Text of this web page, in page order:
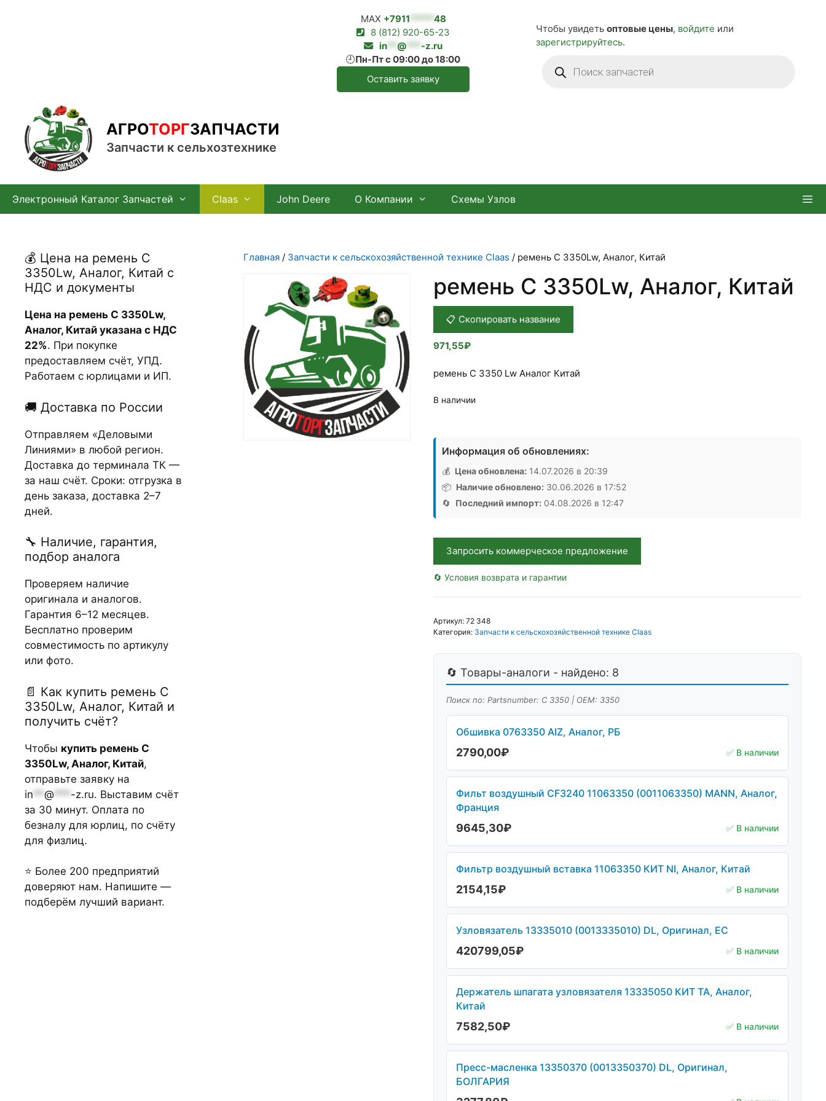
MAX +7911 *****48
8 (812) 920-65-23
in ** @ *** -z.ru
🕘Пн-Пт с 09:00 до 18:00
Оставить заявку
Чтобы увидеть оптовые цены, войдите или
зарегистрируйтесь.
товаров
АГРОТОРГЗАПЧАСТИ
Запчасти к сельхозтехнике
Электронный Каталог Запчастей Claas John Deere О Компании Схемы Узлов
Главная / Запчасти к сельскохозяйственной технике Claas / ремень С 3350Lw, Аналог, Китай
ремень С 3350Lw, Аналог, Китай
📋 Скопировать название
971,55₽
ремень С 3350 Lw Аналог Китай
В наличии
товара
ремень
3350Lw,
Аналог,
Китай
Информация об обновлениях:
💰 Цена обновлена: 14.07.2026 в 20:39
📦 Наличие обновлено: 30.06.2026 в 17:52
🔄 Последний импорт: 04.08.2026 в 12:47
Запросить коммерческое предложение
🔄 Условия возврата и гарантии
Артикул: 72 348
Категория: Запчасти к сельскохозяйственной технике Claas
🔄 Товары-аналоги - найдено: 8
Поиск по: Partsnumber: С 3350 | OEM: 3350
Обшивка 0763350 AIZ, Аналог, РБ
2790,00₽ ✅ В наличии
Фильт воздушный CF3240 11063350 (0011063350) MANN, Аналог,
Франция
9645,30₽ ✅ В наличии
Фильтр воздушный вставка 11063350 КИТ NI, Аналог, Китай
2154,15₽ ✅ В наличии
Узловязатель 13335010 (0013335010) DL, Оригинал, ЕС
420799,05₽ ✅ В наличии
Держатель шпагата узловязателя 13335050 КИТ TA, Аналог,
Китай
7582,50₽ ✅ В наличии
Пресс-масленка 13350370 (0013350370) DL, Оригинал,
БОЛГАРИЯ
💰 Цена на ремень С
3350Lw, Аналог, Китай с
НДС и документы
Цена на ремень С 3350Lw,
Аналог, Китай указана с НДС
22%. При покупке
предоставляем счёт, УПД.
Работаем с юрлицами и ИП.
🚚 Доставка по России
Отправляем «Деловыми
Линиями» в любой регион.
Доставка до терминала ТК —
за наш счёт. Сроки: отгрузка в
день заказа, доставка 2–7
дней.
🔧 Наличие, гарантия,
подбор аналога
Проверяем наличие
оригинала и аналогов.
Гарантия 6–12 месяцев.
Бесплатно проверим
совместимость по артикулу
или фото.
📄 Как купить ремень С
3350Lw, Аналог, Китай и
получить счёт?
Чтобы купить ремень С
3350Lw, Аналог, Китай,
отправьте заявку на
in ** @ *** -z.ru. Выставим счёт
за 30 минут. Оплата по
безналу для юрлиц, по счёту
для физлиц.
⭐ Более 200 предприятий
доверяют нам. Напишите —
подберём лучший вариант.